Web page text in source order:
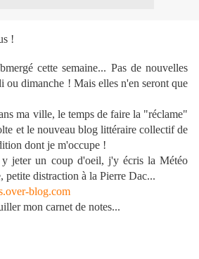
!
cette semaine... Pas de nouvelles
ou dimanche ! Mais elles n'en seront que
ma ville, le temps de faire la "réclame"
et le nouveau blog littéraire collectif de
dont je m'occupe !
y jeter un coup d'oeil, j'y écris la Météo
petite distraction à la Pierre Dac...
blog.com
mon carnet de notes...